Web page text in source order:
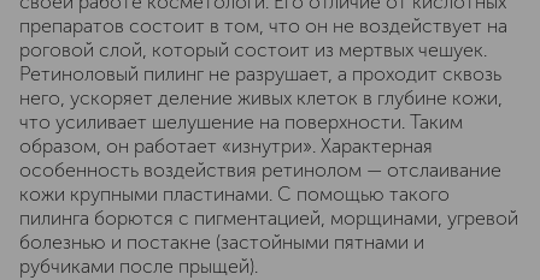
препаратов состоит в том, что он не воздействует на
роговой слой, который состоит из мертвых чешуек.
Ретиноловый пилинг не разрушает, а проходит сквозь
него, ускоряет деление живых клеток в глубине кожи,
что усиливает шелушение на поверхности. Таким
образом, он работает «изнутри». Характерная
особенность воздействия ретинолом — отслаивание
кожи крупными пластинами. С помощью такого
пилинга борются с пигментацией, морщинами, угревой
болезнью и постакне (застойными пятнами и
рубчиками после прыщей).